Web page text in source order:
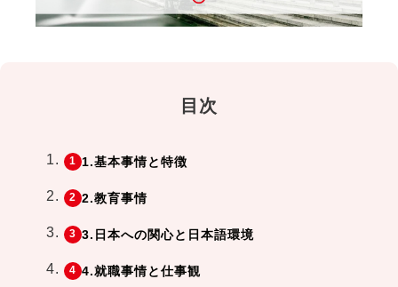
目次
1.基本事情と特徴
2.教育事情
3.日本への関心と日本語環境
4.就職事情と仕事観